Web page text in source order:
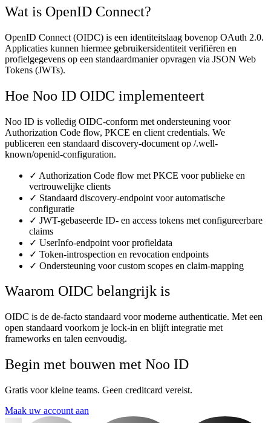
Wat is OpenID Connect?
OpenID Connect (OIDC) is een identiteitslaag bovenop OAuth 2.0.
Applicaties kunnen hiermee gebruikersidentiteit verifiëren en
profielgegevens op een standaardmanier opvragen via JSON Web
Tokens (JWTs).
Hoe Noo ID OIDC implementeert
Noo ID is volledig OIDC-conform met ondersteuning voor
Authorization Code flow, PKCE en client credentials. We
publiceren een standaard discovery-document op /.well-
known/openid-configuration.
✓ Authorization Code flow met PKCE voor publieke en
vertrouwelijke clients
✓ Standaard discovery-endpoint voor automatische
configuratie
✓ JWT-gebaseerde ID- en access tokens met configureerbare
claims
✓ UserInfo-endpoint voor profieldata
✓ Token-introspection en revocation endpoints
✓ Ondersteuning voor custom scopes en claim-mapping
Waarom OIDC belangrijk is
OIDC is de de-facto standaard voor moderne authenticatie. Met een
open standaard voorkom je lock-in en blijft integratie met
frameworks en talen eenvoudig.
Begin met bouwen met Noo ID
Gratis voor kleine teams. Geen creditcard vereist.
Maak uw account aan